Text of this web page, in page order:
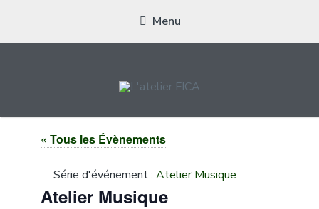
Menu
Meximieux
« Tous les Évènements
Série d'événement : Atelier Musique
Atelier Musique